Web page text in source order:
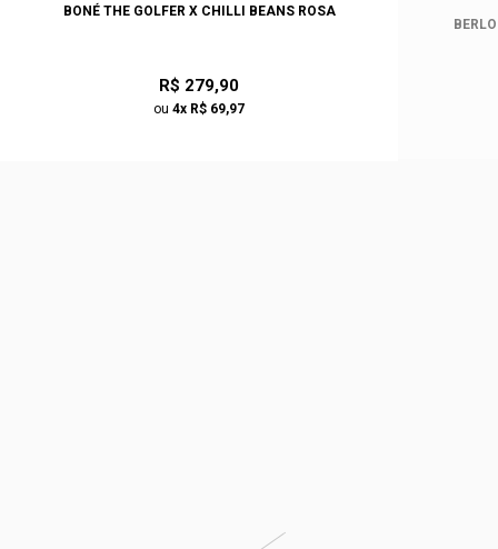
BONÉ THE GOLFER X CHILLI BEANS ROSA
R$ 279,90
ou 4x R$ 69,97